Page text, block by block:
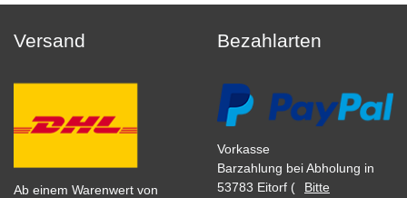
Versand
Ab einem Warenwert von
Bezahlarten
Vorkasse
Barzahlung bei Abholung in
53783 Eitorf (
Bitte